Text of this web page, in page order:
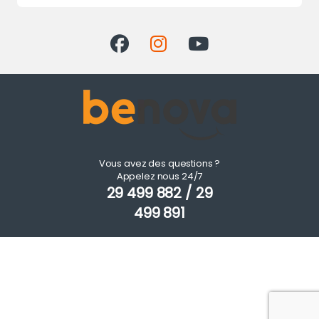
Vous avez des questions ?
Appelez nous 24/7
29 499 882 / 29
499 891